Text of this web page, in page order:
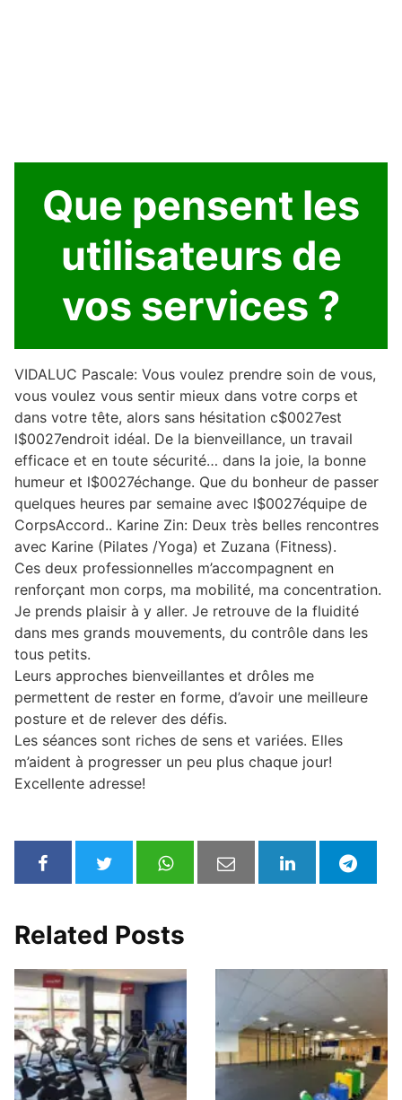
Que pensent les
utilisateurs de
vos services ?
VIDALUC Pascale: Vous voulez prendre soin de vous,
vous voulez vous sentir mieux dans votre corps et
dans votre tête, alors sans hésitation c$0027est
l$0027endroit idéal. De la bienveillance, un travail
efficace et en toute sécurité… dans la joie, la bonne
humeur et l$0027échange. Que du bonheur de passer
quelques heures par semaine avec l$0027équipe de
CorpsAccord.. Karine Zin: Deux très belles rencontres
avec Karine (Pilates /Yoga) et Zuzana (Fitness).
Ces deux professionnelles m’accompagnent en
renforçant mon corps, ma mobilité, ma concentration.
Je prends plaisir à y aller. Je retrouve de la fluidité
dans mes grands mouvements, du contrôle dans les
tous petits.
Leurs approches bienveillantes et drôles me
permettent de rester en forme, d’avoir une meilleure
posture et de relever des défis.
Les séances sont riches de sens et variées. Elles
m’aident à progresser un peu plus chaque jour!
Excellente adresse!
Related Posts